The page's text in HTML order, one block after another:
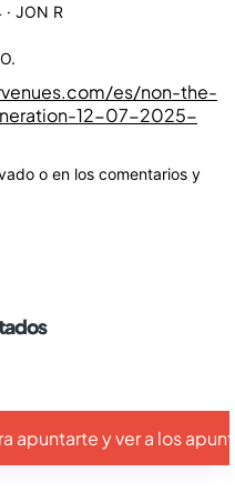
· JON R
es/non-the-
12-07-2025-
o en los comentarios y
apuntarte y ver a los